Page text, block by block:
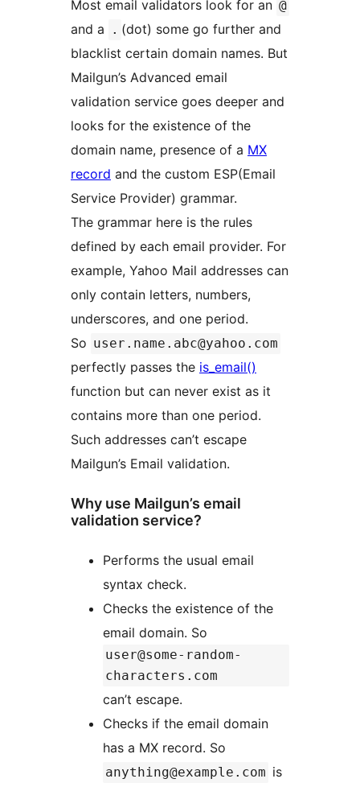
Most email validators look for an @
and a . (dot) some go further and
blacklist certain domain names. But
Mailgun’s Advanced email
validation service goes deeper and
looks for the existence of the
domain name, presence of a MX
record and the custom ESP(Email
Service Provider) grammar.
The grammar here is the rules
defined by each email provider. For
example, Yahoo Mail addresses can
only contain letters, numbers,
underscores, and one period.
So user.name.abc@yahoo.com
perfectly passes the is_email()
function but can never exist as it
contains more than one period.
Such addresses can’t escape
Mailgun’s Email validation.
Why use Mailgun’s email
validation service?
Performs the usual email
syntax check.
Checks the existence of the
email domain. So
user@some-random-
characters.com
can’t escape.
Checks if the email domain
has a MX record. So
anything@example.com is